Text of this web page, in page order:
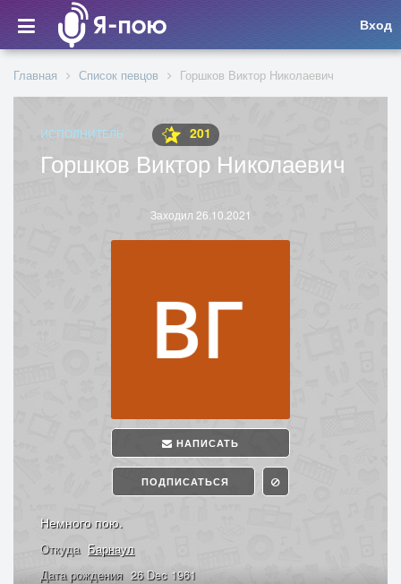
Вход
Главная Список певцов Горшков Виктор Николаевич
ИСПОЛНИТЕЛЬ 201
Горшков Виктор Николаевич
Заходил 26.10.2021
НАПИСАТЬ
ПОДПИСАТЬСЯ
Немного пою.
Откуда Барнаул
Дата рождения 26 Dec 1961